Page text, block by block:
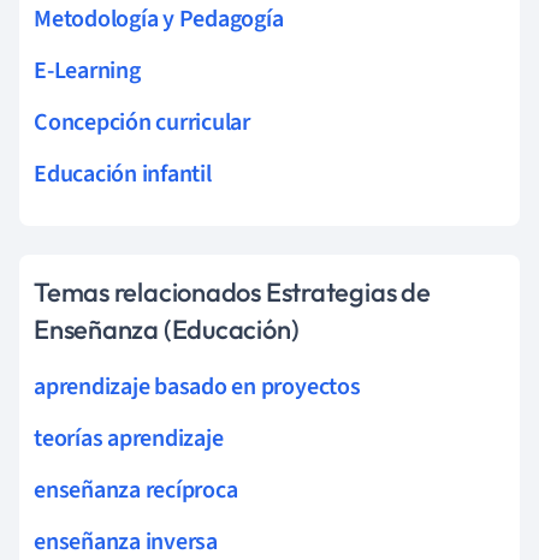
Metodología y Pedagogía
E-Learning
Concepción curricular
Educación infantil
Temas relacionados Estrategias de
Enseñanza (Educación)
aprendizaje basado en proyectos
teorías aprendizaje
enseñanza recíproca
enseñanza inversa